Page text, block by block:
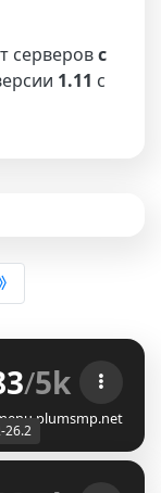
серверовс
1.11 с
26.2
Lifesteal
/5k
26.2